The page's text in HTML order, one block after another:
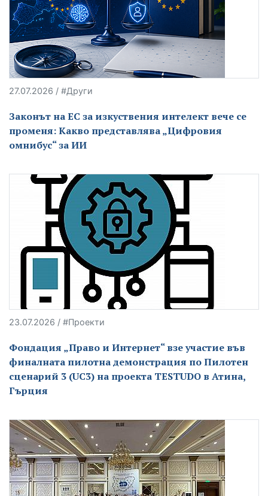
27.07.2026 / #Други
Законът на ЕС за изкуствения интелект вече се
променя: Какво представлява „Цифровия
омнибус“ за ИИ
23.07.2026 / #Проекти
Фондация „Право и Интернет“ взе участие във
финалната пилотна демонстрация по Пилотен
сценарий 3 (UC3) на проекта TESTUDO в Атина,
Гърция